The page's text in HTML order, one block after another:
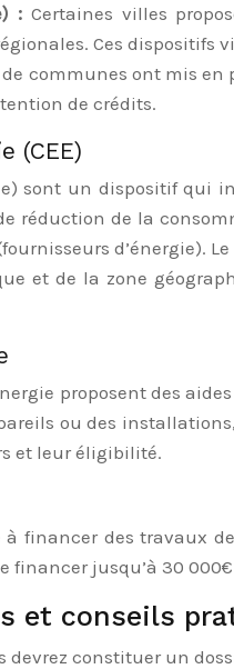
:Certaines villes
Ces dispositifs
communes ont mis en
de crédits.
(CEE)
sont un dispositif
réduction de la
d’énergie).
et de la zone
proposent des
ou des
et leur éligibilité.
à financer des travaux
financer jusqu’à 30
et conseils
devrez constituer un